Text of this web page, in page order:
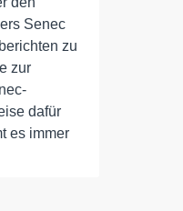
Senec
zu
zur
dafür
es immer